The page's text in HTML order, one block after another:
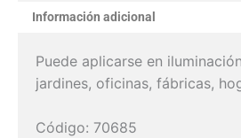
Información adicional
Puede aplicarse en
jardines, oficinas, fábricas,
Código: 70685